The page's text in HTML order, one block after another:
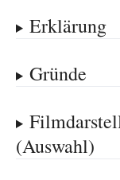
Erklärung
Gründe
(Auswahl)